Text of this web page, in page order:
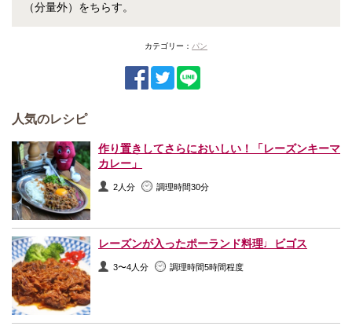
（分量外）をちらす。
カテゴリー： パン
人気のレシピ
作り置きしてさらにおいしい！「レーズンキーマ
カレー」
2人分 調理時間30分
レーズンが入ったポーランド料理♩ビゴス
3〜4人分 調理時間5時間程度